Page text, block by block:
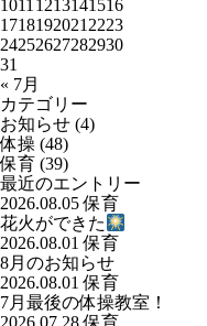
1011 1213141516
1718192021 2223
24252627282930
31
« 7月
カテゴリー
お知らせ (4)
体操 (48)
保育 (39)
最近のエントリー
2026.08.05保育
花火ができた
2026.08.01保育
8月のお知らせ
2026.08.01保育
7月最後の体操教室！